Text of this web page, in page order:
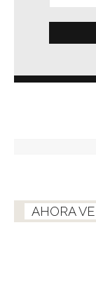
AHORA VE